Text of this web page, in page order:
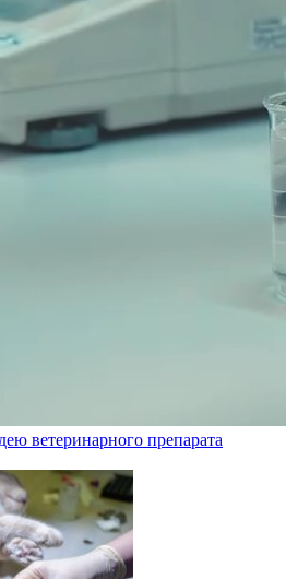
ветеринарного препарата